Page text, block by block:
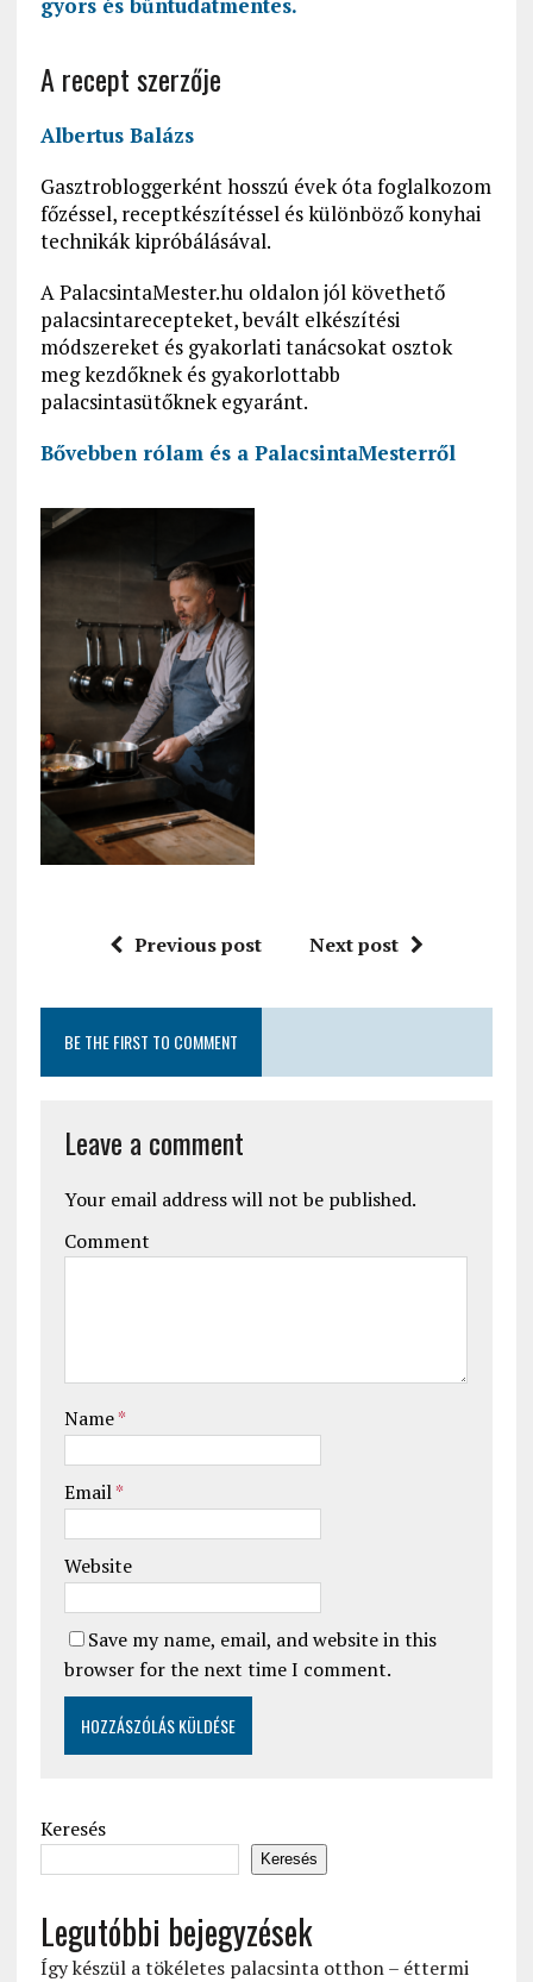
A recept szerzője
Albertus Balázs
Gasztrobloggerként hosszú évek óta foglalkozom
főzéssel, receptkészítéssel és különböző konyhai
technikák kipróbálásával.
A PalacsintaMester.hu oldalon jól követhető
palacsintarecepteket, bevált elkészítési
módszereket és gyakorlati tanácsokat osztok
meg kezdőknek és gyakorlottabb
palacsintasütőknek egyaránt.
Bővebben rólam és a PalacsintaMesterről
Previous post Next post
BE THE FIRST TO COMMENT
Leave a comment
Your email address will not be published.
Comment
Name*
Email*
Website
Save my name, email, and website in this
browser for the next time I comment.
Keresés
Keresés
Legutóbbi bejegyzések
Így készül a tökéletes palacsinta otthon – éttermi